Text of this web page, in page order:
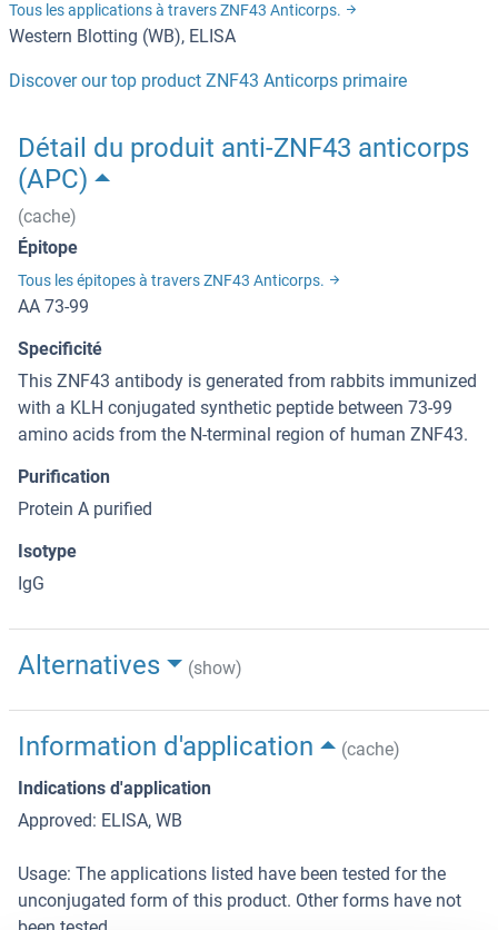
Tous les applications à travers ZNF43 Anticorps.
Western Blotting (WB), ELISA
Discover our top product ZNF43 Anticorps primaire
Détail du produit anti-ZNF43 anticorps
(APC)
(cache)
Épitope
Tous les épitopes à travers ZNF43 Anticorps.
AA 73-99
Specificité
This ZNF43 antibody is generated from rabbits immunized
with a KLH conjugated synthetic peptide between 73-99
amino acids from the N-terminal region of human ZNF43.
Purification
Protein A purified
Isotype
IgG
Alternatives (show)
Information d'application
(cache)
Indications d'application
Approved: ELISA, WB
Usage: The applications listed have been tested for the
unconjugated form of this product. Other forms have not